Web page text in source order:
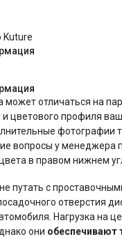
Kuture
может отличаться на
и цветового профиля
фотографии
вопросы у менеджера
в правом нижнем
путать с
отверстия
Нагрузка на
они обеспечивают